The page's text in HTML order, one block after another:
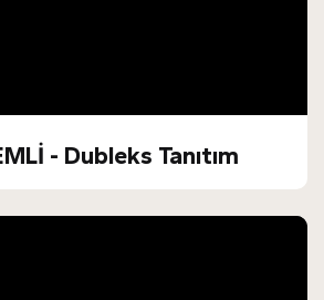
- Dubleks Tanıtım